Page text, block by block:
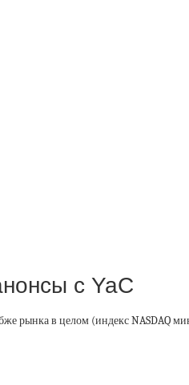
с YaC
рынка в целом (индекс NASDAQ